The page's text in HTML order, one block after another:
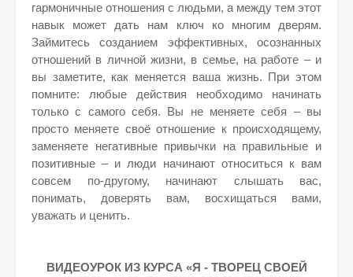
гармоничные отношения с людьми, а между тем этот
навык может дать нам ключ ко многим дверям.
Займитесь созданием эффективных, осознанных
отношений в личной жизни, в семье, на работе – и
вы заметите, как меняется ваша жизнь. При этом
помните: любые действия необходимо начинать
только с самого себя. Вы не меняете себя – вы
просто меняете своё отношение к происходящему,
заменяете негативные привычки на правильные и
позитивные – и люди начинают относиться к вам
совсем по-другому, начинают слышать вас,
понимать, доверять вам, восхищаться вами,
уважать и ценить.
ВИДЕОУРОК ИЗ КУРСА «Я - ТВОРЕЦ СВОЕЙ